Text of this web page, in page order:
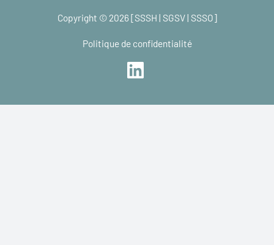
Copyright © 2026 [SSSH | SGSV | SSSO]
Politique de confidentialité